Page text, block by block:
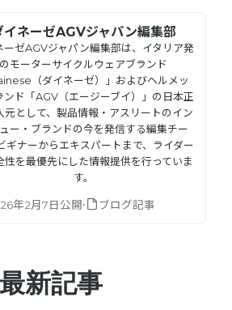
イネーゼAGVジャパン編集部
ーゼAGVジャパン編集部は、イタリア発
のモーターサイクルウェアブランド
（ダイネーゼ）」およびヘルメッ
ンド「AGV（エージーブイ）」の日本正
元として、製品情報・アスリートのイン
ー・ブランドの今を発信する編集チー
ギナーからエキスパートまで、ライダー
性を最優先にした情報提供を行っていま
す。
年2月7日公開• ブログ記事
最新記事